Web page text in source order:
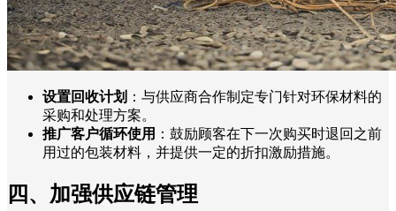
设置回收计划 ：与供应商合作制定专门针对环保材料的
采购和处理方案。
推广客户循环使用 ：鼓励顾客在下一次购买时退回之前
用过的包装材料，并提供一定的折扣激励措施。
四、加强供应链管理